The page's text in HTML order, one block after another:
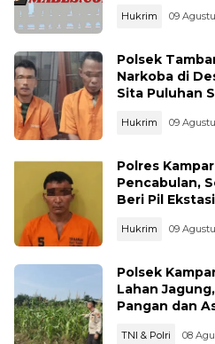
Hukrim 09
Polsek
Narkoba di
Sita Puluhan
Hukrim 09
Polres
Pencabulan,
Beri Pil Ekstasi
Hukrim 09
Polsek
Lahan
Pangan dan
TNI & Polri 08